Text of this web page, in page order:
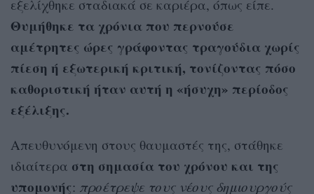
εξελίχθηκε σταδιακά σε καριέρα, όπως είπε.
Θυμήθηκε τα χρόνια που περνούσε
αμέτρητες ώρες γράφοντας τραγούδια χωρίς
πίεση ή εξωτερική κριτική, τονίζοντας πόσο
καθοριστική ήταν αυτή η «ήσυχη» περίοδος
εξέλιξης.
Απευθυνόμενη στους θαυμαστές της, στάθηκε
ιδιαίτερα στη σημασία του χρόνου και της
υπομονής: προέτρεψε τους νέους δημιουργούς